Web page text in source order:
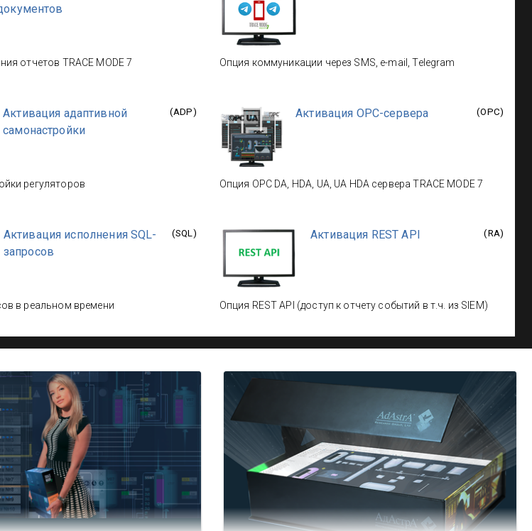
отчетов TRACE MODE 7 Опция коммуникации через SMS, e-mail, Telegram
Активация адаптивной
самонастройки
(ADP)
регуляторов
Активация OPC-сервера (OPC)
Опция OPC DA, HDA, UA, UA HDA сервера TRACE MODE 7
Активация исполнения SQL-
запросов
(SQL)
в реальном времени
Активация REST API (RA)
Опция REST API (доступ к отчету событий в т.ч. из SIEM)